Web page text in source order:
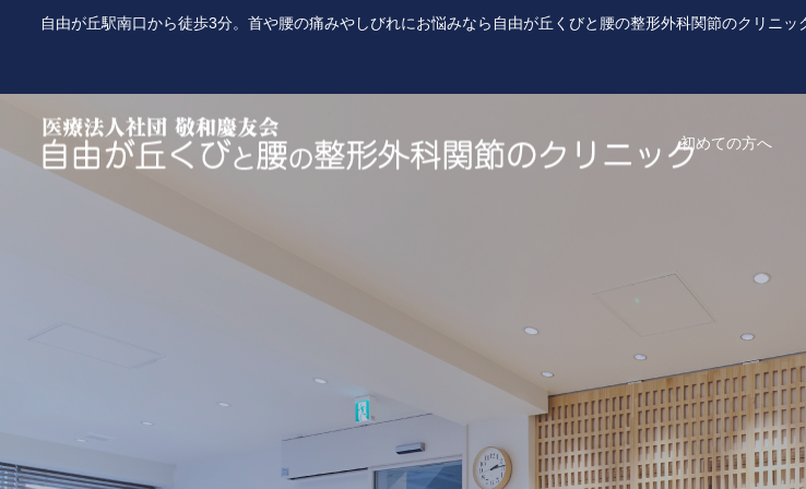
自由が丘駅南口から徒歩3分。首や腰の痛みやしびれにお悩みなら自由が丘くびと腰の整形外科関節のクリニッ
初めての方へ
一般整形外科
（MRI・CT）
リハビリテーション ピラティス